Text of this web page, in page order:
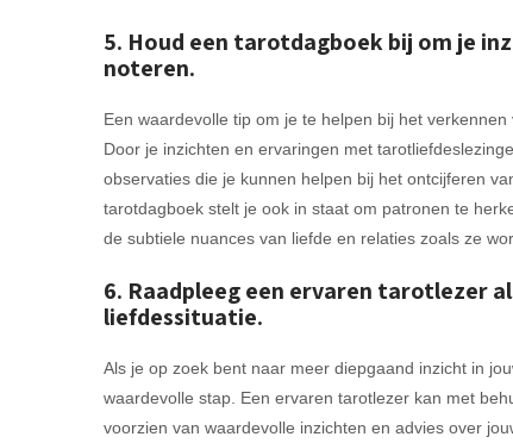
5. Houd een tarotdagboek bij om je
noteren.
Een waardevolle tip om je te helpen bij het
Door je inzichten en ervaringen met
observaties die je kunnen helpen bij het ontcijferen
tarotdagboek stelt je ook in staat om patronen te
de subtiele nuances van liefde en relaties zoals ze
6. Raadpleeg een ervaren tarotlezer
liefdessituatie.
Als je op zoek bent naar meer diepgaand inzicht in
waardevolle stap. Een ervaren tarotlezer kan met
voorzien van waardevolle inzichten en advies over